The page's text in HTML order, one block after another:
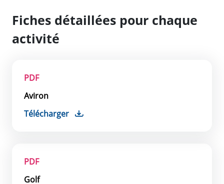
Fiches détaillées pour chaque
activité
PDF
Aviron
Télécharger
PDF
Golf